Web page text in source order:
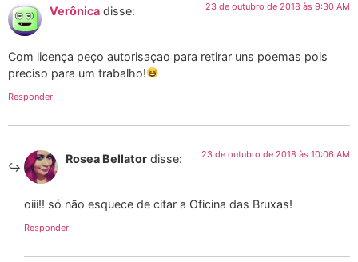
Verônica disse: 23 de outubro de 2018 às 9:30 AM
Com licença peço autorisaçao para retirar uns poemas pois
preciso para um trabalho!
Responder
Rosea Bellator disse: 23 de outubro de 2018 às 10:06 AM
oiii!! só não esquece de citar a Oficina das Bruxas!
Responder